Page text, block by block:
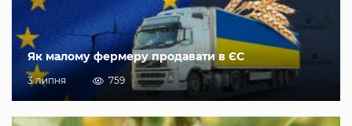
Як малому фермеру продавати в ЄС
3 липня 759